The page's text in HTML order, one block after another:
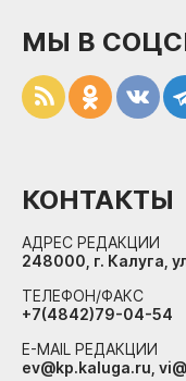
МЫ В
КОНТАКТЫ
АДРЕС РЕДАКЦИИ
248000, г. Калуга,
ТЕЛЕФОН/ФАКС
+7(4842)79-04-54
E-MAIL РЕДАКЦИИ
ev@kp.kaluga.ru,